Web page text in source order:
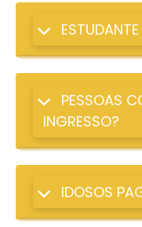
INGRESSO?
IDOSOS